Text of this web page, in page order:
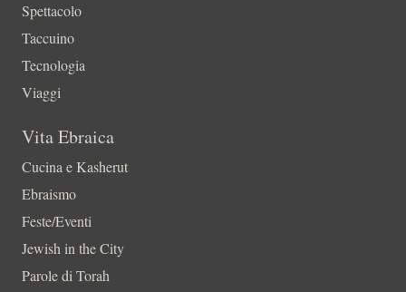
Spettacolo
Taccuino
Tecnologia
Viaggi
Vita Ebraica
Cucina e Kasherut
Ebraismo
Feste/Eventi
Jewish in the City
Parole di Torah